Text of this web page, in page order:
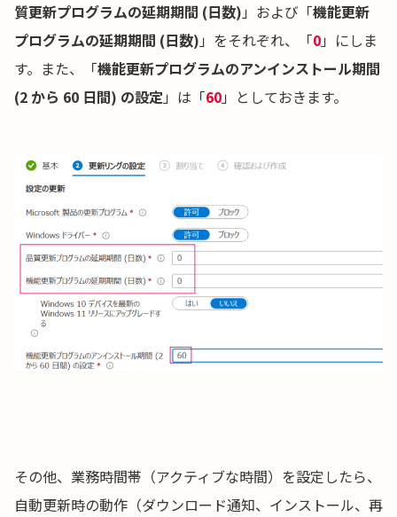
質更新プログラムの延期期間 (日数) 」および「機能更新
プログラムの延期期間 (日数) 」をそれぞれ、「0」にしま
す。また、「機能更新プログラムのアンインストール期間
(2 から 60 日間) の設定」は「60」としておきます。
その他、業務時間帯（アクティブな時間）を設定したら、
自動更新時の動作（ダウンロード通知、インストール、再